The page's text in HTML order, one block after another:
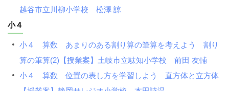
越谷市立川柳小学校 松澤 諒
小４
小４ 算数 あまりのある割り算の筆算を考えよう 割り
算の筆算(2)【授業案】土岐市立駄知小学校 前田 友輔
小４ 算数 位置の表し方を学習しよう 直方体と立方体